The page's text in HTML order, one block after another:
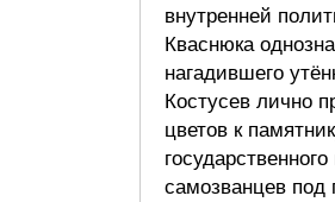
внутренней
Кваснюка
нагадившего
Костусев лично
цветов к
самозванцев под